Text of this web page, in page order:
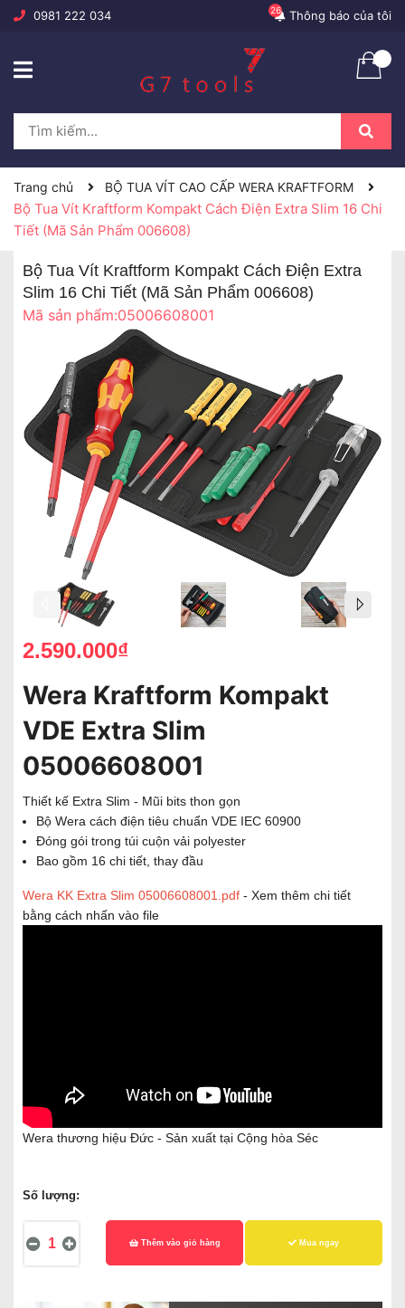
0981 222 034 Thông báo của tôi
26
Trang chủ BỘ TUA VÍT CAO CẤP WERA KRAFTFORM
Bộ Tua Vít Kraftform Kompakt Cách Điện Extra Slim 16 Chi
Tiết (Mã Sản Phẩm 006608)
Bộ Tua Vít Kraftform Kompakt Cách Điện Extra
Slim 16 Chi Tiết (Mã Sản Phẩm 006608)
Mã sản phẩm:05006608001
2.590.000₫
Wera Kraftform Kompakt
VDE Extra Slim
05006608001
Thiết kế Extra Slim - Mũi bits thon gọn
Bộ Wera cách điện tiêu chuẩn VDE IEC 60900
Đóng gói trong túi cuộn vải polyester
Bao gồm 16 chi tiết, thay đầu
Wera KK Extra Slim 05006608001.pdf - Xem thêm chi tiết
bằng cách nhấn vào file
Wera thương hiệu Đức - Sản xuất tại Cộng hòa Séc
Số lượng:
Thêm vào giỏ hàng Mua ngay